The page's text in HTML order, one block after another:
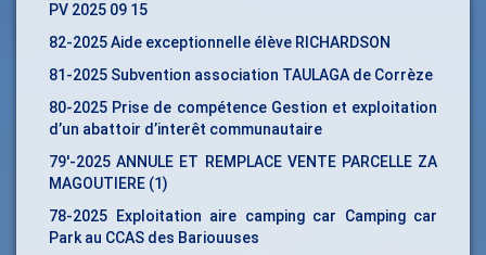
PV 2025 09 15
82-2025 Aide exceptionnelle élève RICHARDSON
81-2025 Subvention association TAULAGA de Corrèze
80-2025 Prise de compétence Gestion et exploitation
d’un abattoir d’interêt communautaire
79′-2025 ANNULE ET REMPLACE VENTE PARCELLE ZA
MAGOUTIERE (1)
78-2025 Exploitation aire camping car Camping car
Park au CCAS des Bariouuses